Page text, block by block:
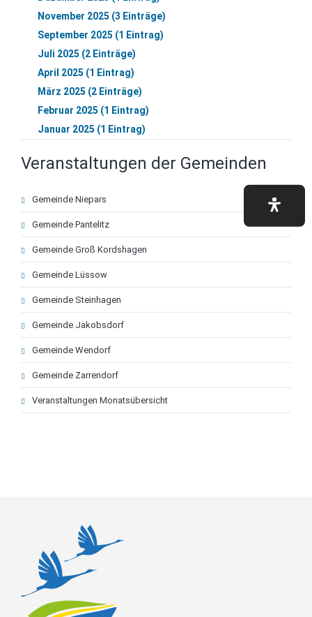
November 2025 (3 Einträge)
September 2025 (1 Eintrag)
Juli 2025 (2 Einträge)
April 2025 (1 Eintrag)
März 2025 (2 Einträge)
Februar 2025 (1 Eintrag)
Januar 2025 (1 Eintrag)
Veranstaltungen der Gemeinden
Navigation
überspringen
Gemeinde Niepars
Gemeinde Pantelitz
Gemeinde Groß Kordshagen
Gemeinde Lüssow
Gemeinde Steinhagen
Gemeinde Jakobsdorf
Gemeinde Wendorf
Gemeinde Zarrendorf
Veranstaltungen Monatsübersicht